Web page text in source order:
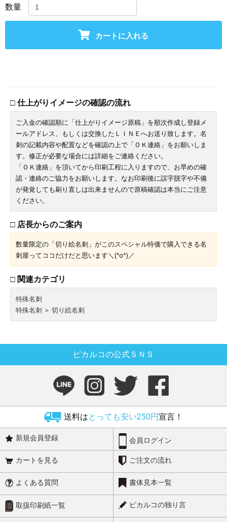
数量
カートに入れる
□ 仕上がりイメージの確認の流れ
ご入金の確認順に「仕上がりイメージ原稿」を順次作成し登録メ
ールアドレス、もしくは交換したＬＩＮＥへお送り致します。名
刺の記載内容や配置などを確認の上で「ＯＫ連絡」をお願いしま
す。修正が必要な場合には詳細をご連絡ください。
「ＯＫ連絡」を頂いてから印刷工程に入りますので、お早めの確
認・連絡のご協力をお願いします。なお印刷後に誤字脱字や不備
が発覚しても刷り直しは出来ませんので原稿確認は本当にご注意
ください。
□ 店長からのご案内
数量限定の「切り絵名刺」がこのスペシャル特価で購入できる名
刺屋ってココだけだと思います＼(^o^)／
□ 関連カテゴリ
特殊名刺
特殊名刺 ＞ 切り絵名刺
ピカルコの公式ＳＮＳ
送料はとっても安い250円宣言！
新規会員登録 会員ログイン
カートを見る ご注文の流れ
よくある質問 書体見本一覧
取扱印刷紙一覧 ピカルコの独り言